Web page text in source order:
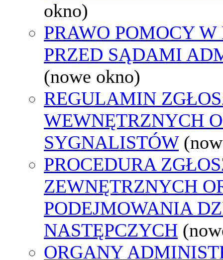
okno)
PRAWO POMOCY
PRZED SĄDAMI
(nowe okno)
REGULAMIN
WEWNĘTRZNYCH
SYGNALISTÓW
PROCEDURA
ZEWNĘTRZNYCH
PODEJMOWANIA
NASTĘPCZYCH
ORGANY